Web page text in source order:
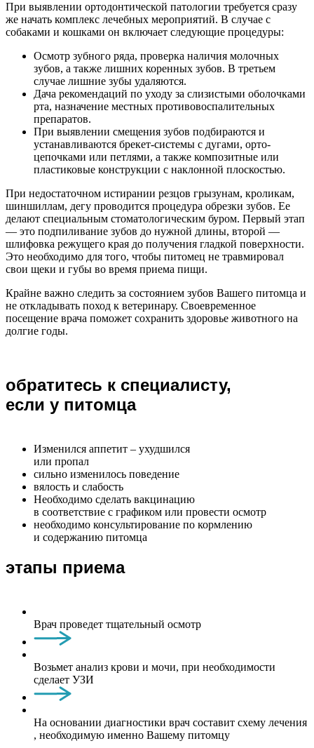
При выявлении ортодонтической патологии требуется сразу
же начать комплекс лечебных мероприятий. В случае с
собаками и кошками он включает следующие процедуры:
Осмотр зубного ряда, проверка наличия молочных
зубов, а также лишних коренных зубов. В третьем
случае лишние зубы удаляются.
Дача рекомендаций по уходу за слизистыми оболочками
рта, назначение местных противовоспалительных
препаратов.
При выявлении смещения зубов подбираются и
устанавливаются брекет-системы с дугами, орто-
цепочками или петлями, а также композитные или
пластиковые конструкции с наклонной плоскостью.
При недостаточном истирании резцов грызунам, кроликам,
шиншиллам, дегу проводится процедура обрезки зубов. Ее
делают специальным стоматологическим буром. Первый этап
— это подпиливание зубов до нужной длины, второй —
шлифовка режущего края до получения гладкой поверхности.
Это необходимо для того, чтобы питомец не травмировал
свои щеки и губы во время приема пищи.
Крайне важно следить за состоянием зубов Вашего питомца и
не откладывать поход к ветеринару. Своевременное
посещение врача поможет сохранить здоровье животного на
долгие годы.
обратитесь к специалисту,
если у питомца
Изменился аппетит – ухудшился
или пропал
сильно изменилось поведение
вялость и слабость
Необходимо сделать вакцинацию
в соответствие с графиком или провести осмотр
необходимо консультирование по кормлению
и содержанию питомца
этапы приема
Врач проведет тщательный осмотр
Возьмет анализ крови и мочи, при необходимости
сделает УЗИ
На основании диагностики врач составит схему лечения
, необходимую именно Вашему питомцу